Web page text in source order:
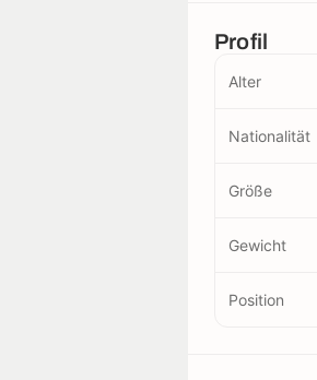
Profil
Alter
Nationalität
Größe
Gewicht
Position